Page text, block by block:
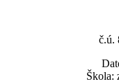
č.ú.
Škola: